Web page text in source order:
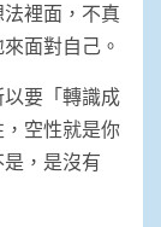
裡面，不真
面對自己。
要「轉識成
空性就是你
，是沒有